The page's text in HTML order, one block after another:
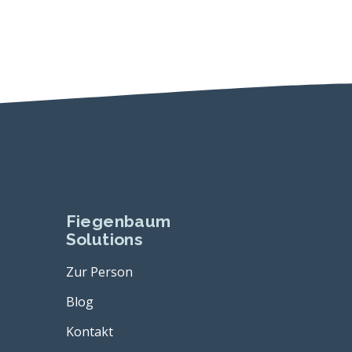
Fiegenbaum
Solutions
Zur Person
Blog
Kontakt